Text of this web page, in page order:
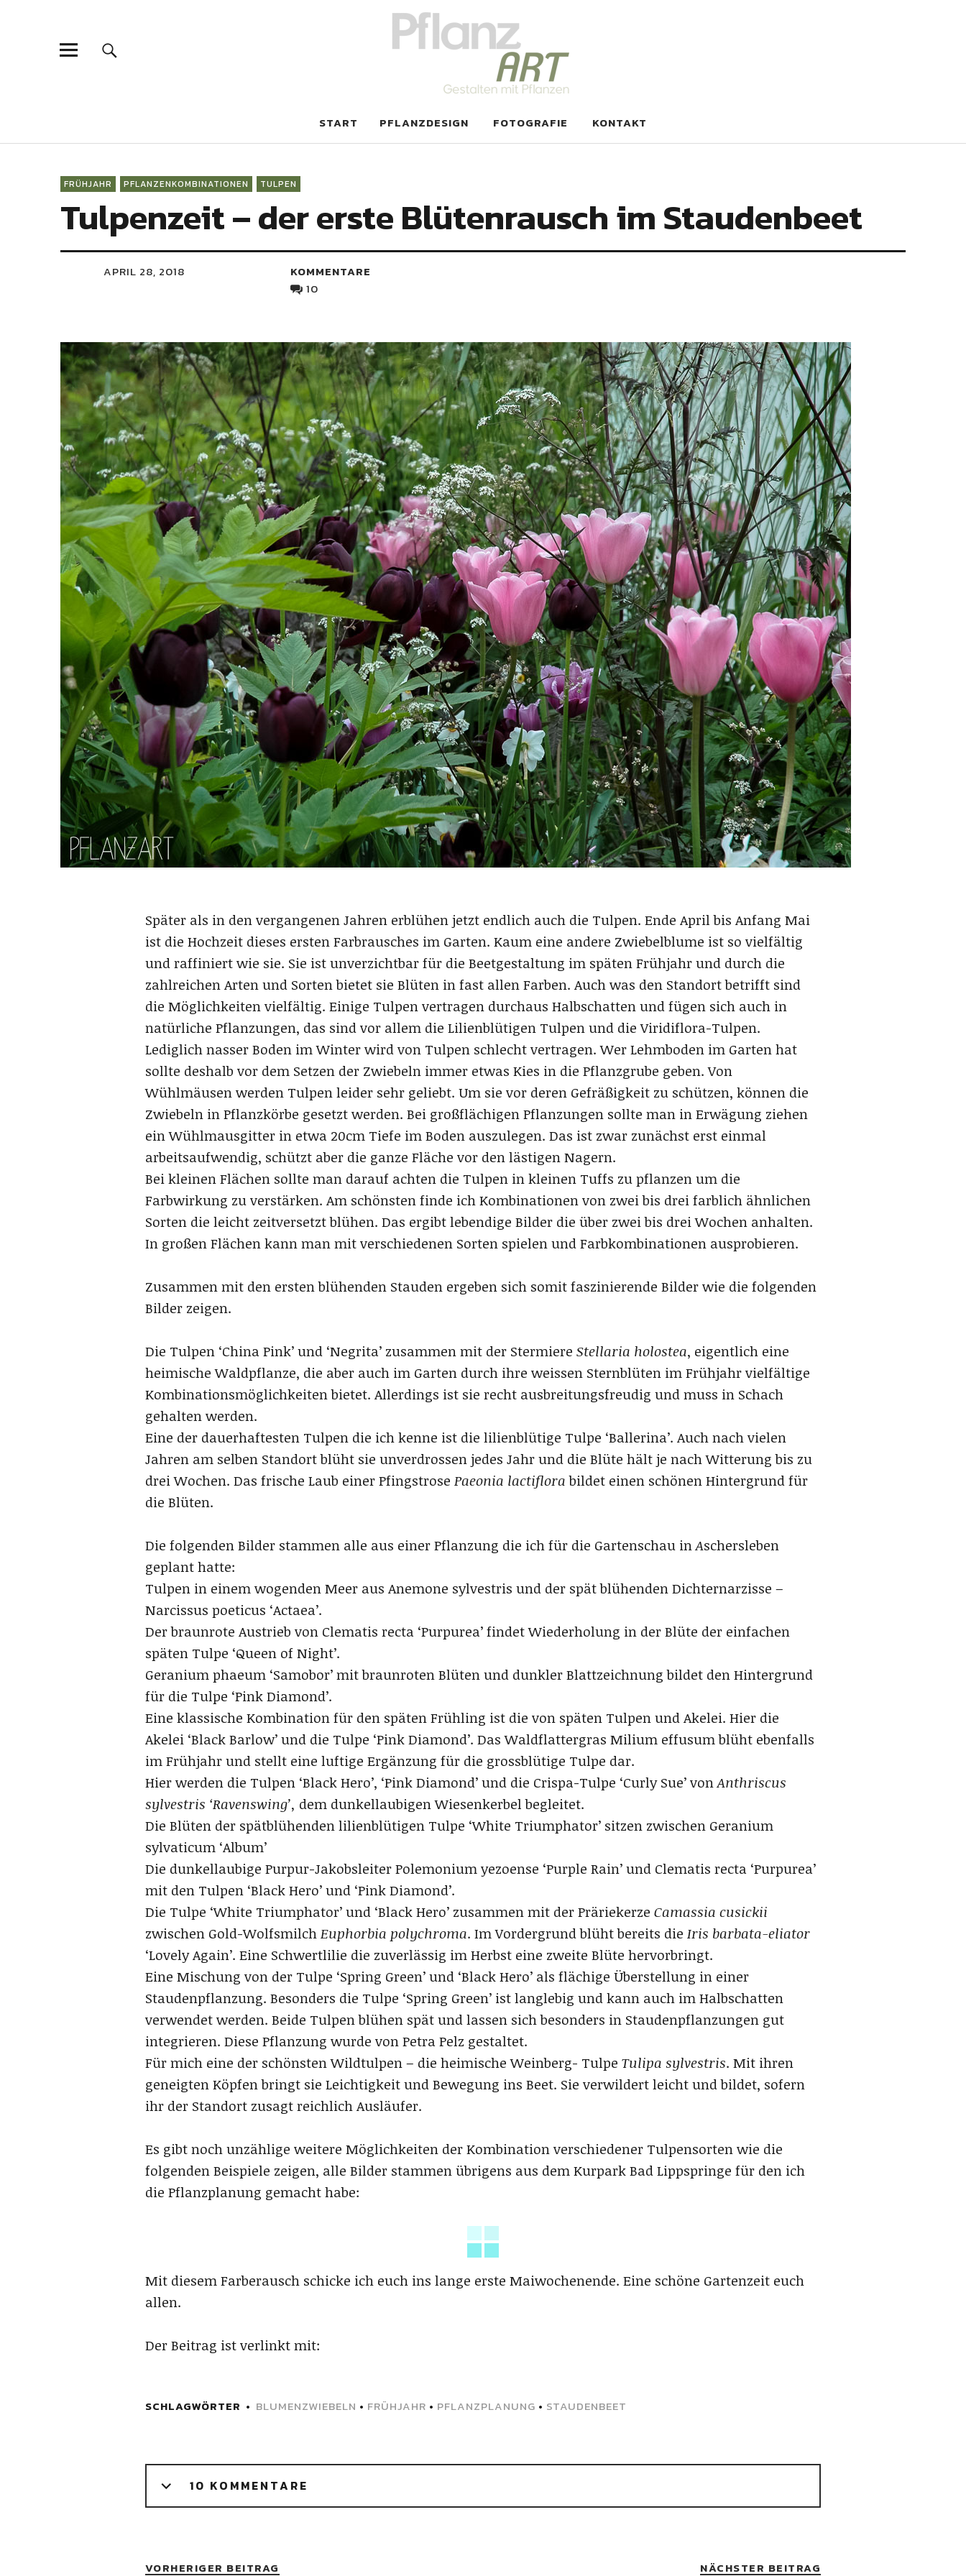
PFLANZART
START PFLANZDESIGN FOTOGRAFIE KONTAKT
FRÜHJAHR PFLANZENKOMBINATIONEN TULPEN
Tulpenzeit – der erste Blütenrausch im Staudenbeet
APRIL 28, 2018
KOMMENTARE
10
Später als in den vergangenen Jahren erblühen jetzt endlich auch die Tulpen. Ende April bis Anfang Mai
ist die Hochzeit dieses ersten Farbrausches im Garten. Kaum eine andere Zwiebelblume ist so vielfältig
und raffiniert wie sie. Sie ist unverzichtbar für die Beetgestaltung im späten Frühjahr und durch die
zahlreichen Arten und Sorten bietet sie Blüten in fast allen Farben. Auch was den Standort betrifft sind
die Möglichkeiten vielfältig. Einige Tulpen vertragen durchaus Halbschatten und fügen sich auch in
natürliche Pflanzungen, das sind vor allem die Lilienblütigen Tulpen und die Viridiflora-Tulpen.
Lediglich nasser Boden im Winter wird von Tulpen schlecht vertragen. Wer Lehmboden im Garten hat
sollte deshalb vor dem Setzen der Zwiebeln immer etwas Kies in die Pflanzgrube geben. Von
Wühlmäusen werden Tulpen leider sehr geliebt. Um sie vor deren Gefräßigkeit zu schützen, können die
Zwiebeln in Pflanzkörbe gesetzt werden. Bei großflächigen Pflanzungen sollte man in Erwägung ziehen
ein Wühlmausgitter in etwa 20cm Tiefe im Boden auszulegen. Das ist zwar zunächst erst einmal
arbeitsaufwendig, schützt aber die ganze Fläche vor den lästigen Nagern.
Bei kleinen Flächen sollte man darauf achten die Tulpen in kleinen Tuffs zu pflanzen um die
Farbwirkung zu verstärken. Am schönsten finde ich Kombinationen von zwei bis drei farblich ähnlichen
Sorten die leicht zeitversetzt blühen. Das ergibt lebendige Bilder die über zwei bis drei Wochen anhalten.
In großen Flächen kann man mit verschiedenen Sorten spielen und Farbkombinationen ausprobieren.
Zusammen mit den ersten blühenden Stauden ergeben sich somit faszinierende Bilder wie die folgenden
Bilder zeigen.
Die Tulpen ‘China Pink’ und ‘Negrita’ zusammen mit der Stermiere Stellaria holostea, eigentlich eine
heimische Waldpflanze, die aber auch im Garten durch ihre weissen Sternblüten im Frühjahr vielfältige
Kombinationsmöglichkeiten bietet. Allerdings ist sie recht ausbreitungsfreudig und muss in Schach
gehalten werden.
Eine der dauerhaftesten Tulpen die ich kenne ist die lilienblütige Tulpe ‘Ballerina’. Auch nach vielen
Jahren am selben Standort blüht sie unverdrossen jedes Jahr und die Blüte hält je nach Witterung bis zu
drei Wochen. Das frische Laub einer Pfingstrose Paeonia lactiflorabildet einen schönen Hintergrund für
die Blüten.
Die folgenden Bilder stammen alle aus einer Pflanzung die ich für die Gartenschau inAschersleben
geplant hatte:
Tulpen in einem wogenden Meer aus Anemone sylvestris und der spät blühenden Dichternarzisse –
Narcissus poeticus ‘Actaea’.
Der braunrote Austrieb von Clematis recta ‘Purpurea’ findet Wiederholung in der Blüte der einfachen
späten Tulpe ‘Queen of Night’.
Geranium phaeum ‘Samobor’ mit braunroten Blüten und dunkler Blattzeichnung bildet den Hintergrund
für die Tulpe ‘Pink Diamond’.
Eine klassische Kombination für den späten Frühling ist die von späten Tulpen und Akelei. Hier die
Akelei ‘Black Barlow’ und die Tulpe ‘Pink Diamond’. Das Waldflattergras Milium effusum blüht ebenfalls
im Frühjahr und stellt eine luftige Ergänzung für die grossblütige Tulpe dar.
Hier werden die Tulpen ‘Black Hero’, ‘Pink Diamond’ und die Crispa-Tulpe ‘Curly Sue’ vonAnthriscus
sylvestris ‘Ravenswing’, dem dunkellaubigen Wiesenkerbel begleitet.
Die Blüten der spätblühenden lilienblütigen Tulpe ‘White Triumphator’ sitzen zwischen Geranium
sylvaticum ‘Album’
Die dunkellaubige Purpur-Jakobsleiter Polemonium yezoense ‘Purple Rain’ und Clematis recta ‘Purpurea’
mit den Tulpen ‘Black Hero’ und ‘Pink Diamond’.
Die Tulpe ‘White Triumphator’ und ‘Black Hero’ zusammen mit der Präriekerze Camassia cusickii
zwischen Gold-WolfsmilchEuphorbia polychroma. Im Vordergrund blüht bereits die Iris barbata-eliator
‘Lovely Again’. Eine Schwertlilie die zuverlässig im Herbst eine zweite Blüte hervorbringt.
Eine Mischung von der Tulpe ‘Spring Green’ und ‘Black Hero’ als flächige Überstellung in einer
Staudenpflanzung. Besonders die Tulpe ‘Spring Green’ ist langlebig und kann auch im Halbschatten
verwendet werden. Beide Tulpen blühen spät und lassen sich besonders in Staudenpflanzungen gut
integrieren. Diese Pflanzung wurde von Petra Pelz gestaltet.
Für mich eine der schönsten Wildtulpen – die heimische Weinberg- Tulpe Tulipa sylvestris. Mit ihren
geneigten Köpfen bringt sie Leichtigkeit und Bewegung ins Beet. Sie verwildert leicht und bildet, sofern
ihr der Standort zusagt reichlich Ausläufer.
Es gibt noch unzählige weitere Möglichkeiten der Kombination verschiedener Tulpensorten wie die
folgenden Beispiele zeigen, alle Bilder stammen übrigens aus dem Kurpark Bad Lippspringe für den ich
die Pflanzplanung gemacht habe:
Mit diesem Farberausch schicke ich euch ins lange erste Maiwochenende. Eine schöne Gartenzeit euch
allen.
Der Beitrag ist verlinkt mit:
SCHLAGWÖRTER BLUMENZWIEBELN • FRÜHJAHR • PFLANZPLANUNG • STAUDENBEET
10 KOMMENTARE
VORHERIGER BEITRAG NÄCHSTER BEITRAG